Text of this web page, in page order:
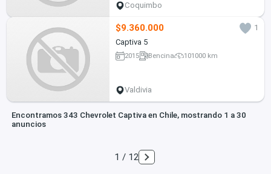
Coquimbo
$9.360.000
1
Captiva 5
2015 Bencina 101000 km
Valdivia
Encontramos 343 Chevrolet Captiva en Chile, mostrando 1 a 30
anuncios
1 / 12